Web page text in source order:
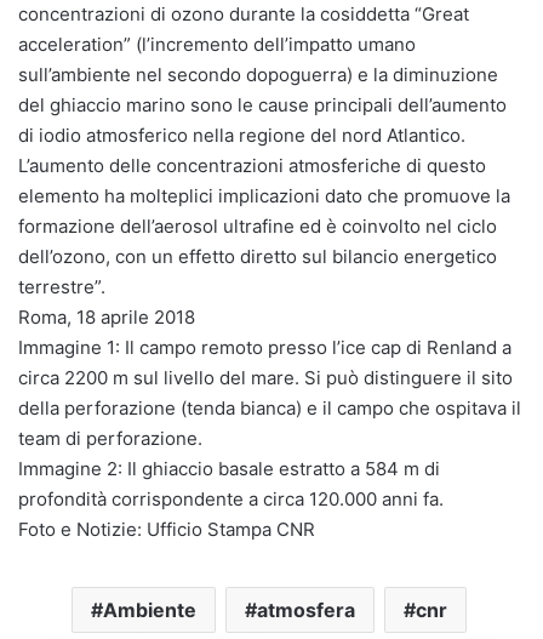
concentrazioni di ozono durante la cosiddetta “Great
acceleration” (l’incremento dell’impatto umano
sull’ambiente nel secondo dopoguerra) e la diminuzione
del ghiaccio marino sono le cause principali dell’aumento
di iodio atmosferico nella regione del nord Atlantico.
L’aumento delle concentrazioni atmosferiche di questo
elemento ha molteplici implicazioni dato che promuove la
formazione dell’aerosol ultrafine ed è coinvolto nel ciclo
dell’ozono, con un effetto diretto sul bilancio energetico
terrestre”.
Roma, 18 aprile 2018
Immagine 1: Il campo remoto presso l’ice cap di Renland a
circa 2200 m sul livello del mare. Si può distinguere il sito
della perforazione (tenda bianca) e il campo che ospitava il
team di perforazione.
Immagine 2: Il ghiaccio basale estratto a 584 m di
profondità corrispondente a circa 120.000 anni fa.
Foto e Notizie: Ufficio Stampa CNR
Ambiente atmosfera cnr